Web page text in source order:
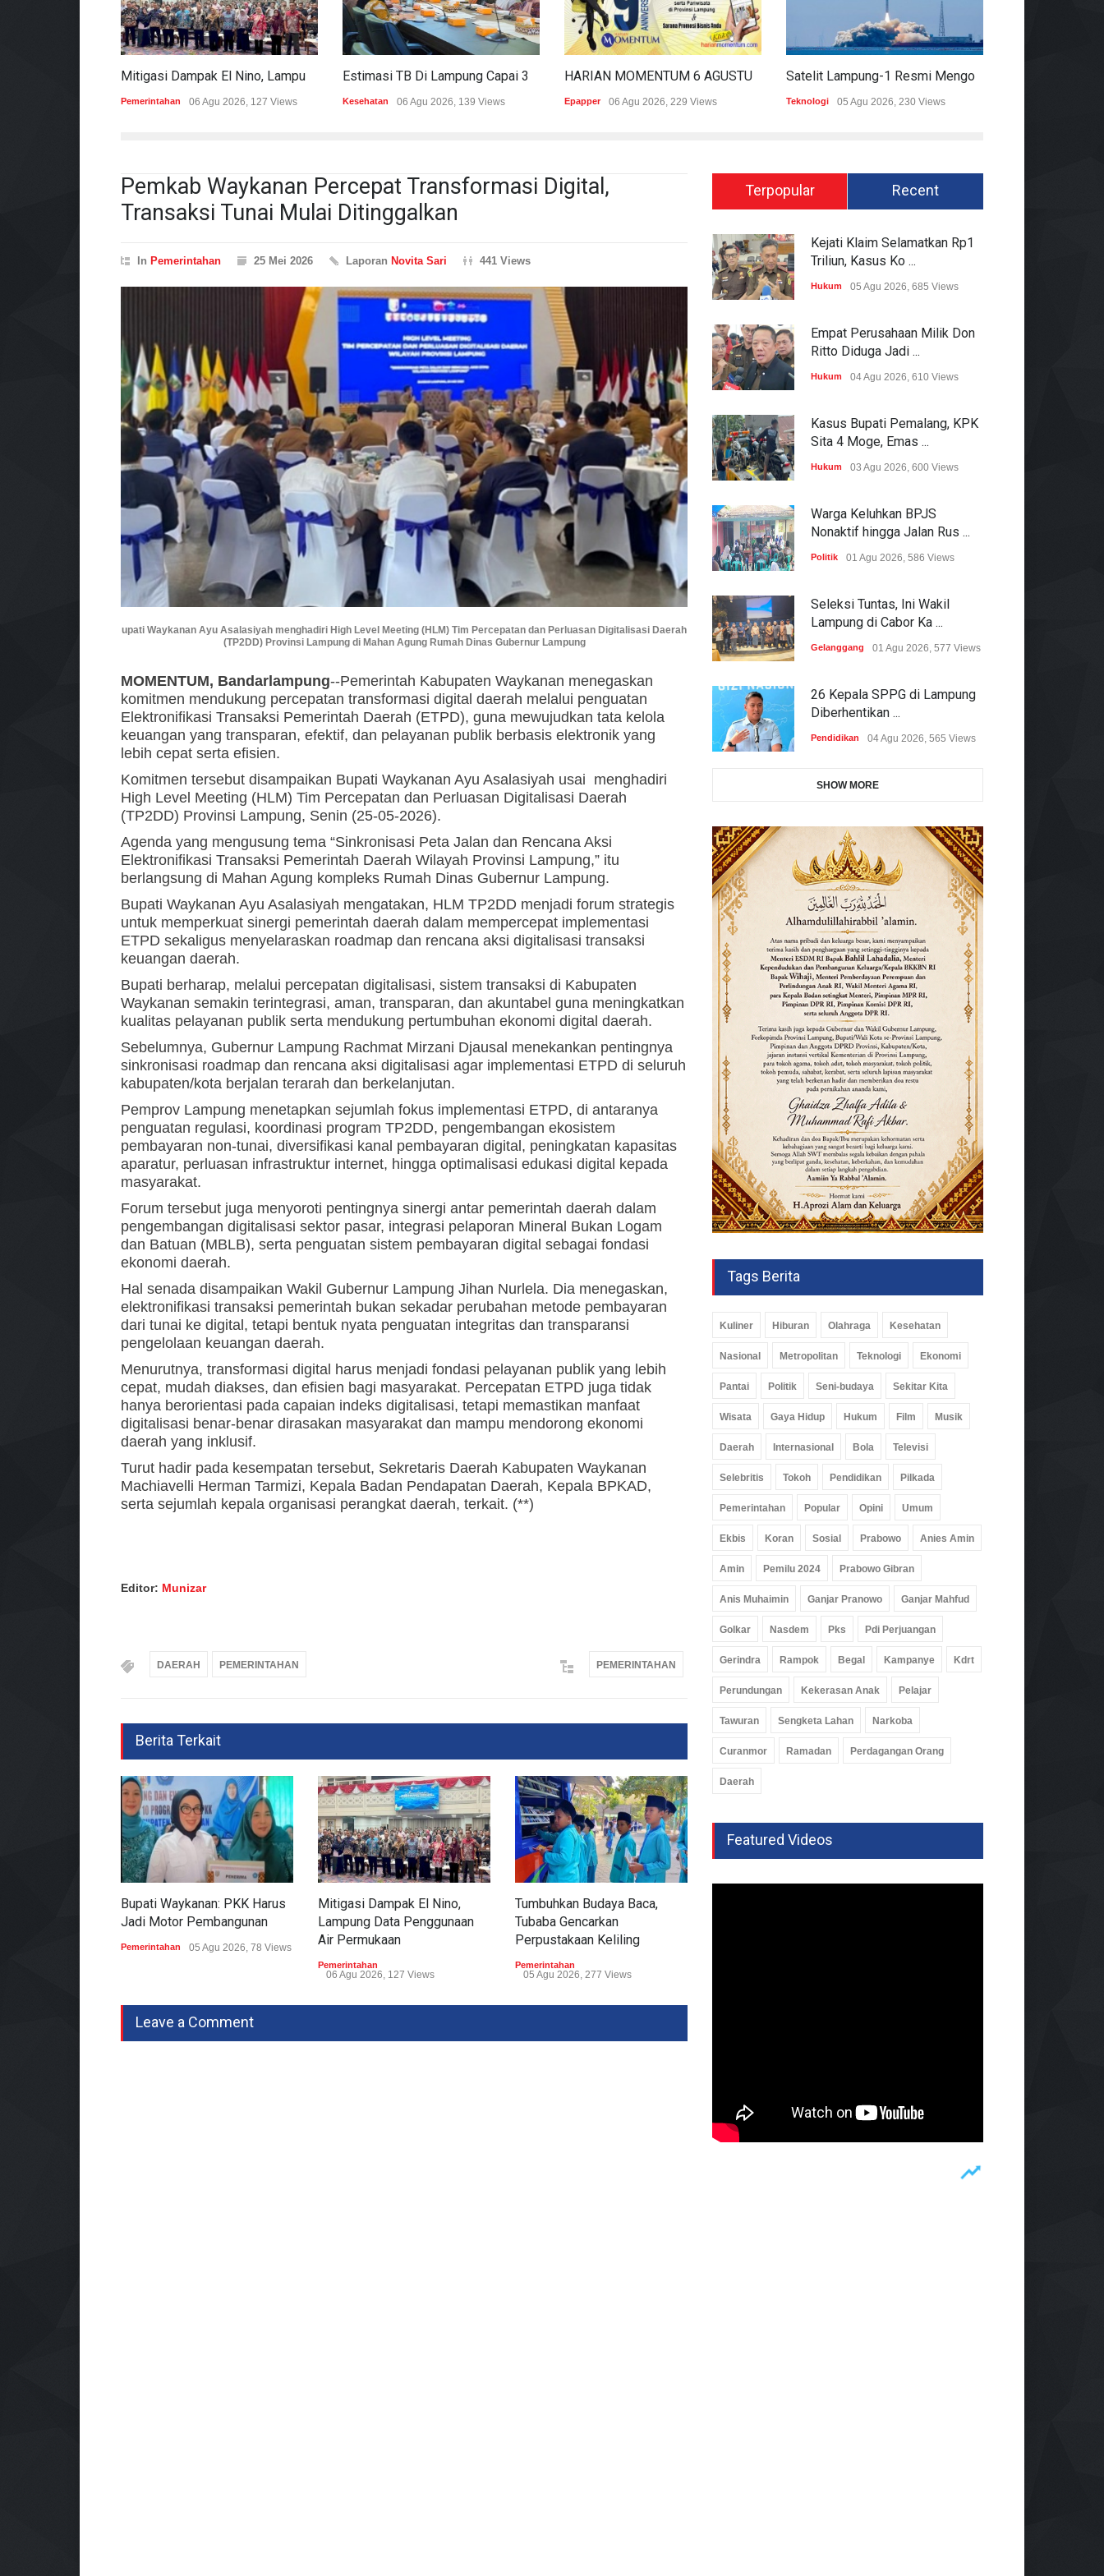
Pemerintahan 06 Agu 2026, 127 Views Kesehatan 06 Agu 2026, 139 Views Epapper 06 Agu 2026, 229 Views Teknologi 05 Agu 2026, 230 Views
Pemkab Waykanan Percepat Transformasi Digital,
Transaksi Tunai Mulai Ditinggalkan
In Pemerintahan 25 Mei 2026 Laporan Novita Sari 441 Views
upati Waykanan Ayu Asalasiyah menghadiri High Level Meeting (HLM) Tim Percepatan dan Perluasan Digitalisasi Daerah
(TP2DD) Provinsi Lampung di Mahan Agung Rumah Dinas Gubernur Lampung
MOMENTUM, Bandarlampung--Pemerintah Kabupaten Waykanan menegaskan
komitmen mendukung percepatan transformasi digital daerah melalui penguatan
Elektronifikasi Transaksi Pemerintah Daerah (ETPD), guna mewujudkan tata kelola
keuangan yang transparan, efektif, dan pelayanan publik berbasis elektronik yang
lebih cepat serta efisien.
Komitmen tersebut disampaikan Bupati Waykanan Ayu Asalasiyah usai menghadiri
High Level Meeting (HLM) Tim Percepatan dan Perluasan Digitalisasi Daerah
(TP2DD) Provinsi Lampung, Senin (25-05-2026).
Agenda yang mengusung tema “Sinkronisasi Peta Jalan dan Rencana Aksi
Elektronifikasi Transaksi Pemerintah Daerah Wilayah Provinsi Lampung,” itu
berlangsung di Mahan Agung kompleks Rumah Dinas Gubernur Lampung.
Bupati Waykanan Ayu Asalasiyah mengatakan, HLM TP2DD menjadi forum strategis
untuk memperkuat sinergi pemerintah daerah dalam mempercepat implementasi
ETPD sekaligus menyelaraskan roadmap dan rencana aksi digitalisasi transaksi
keuangan daerah.
Bupati berharap, melalui percepatan digitalisasi, sistem transaksi di Kabupaten
Waykanan semakin terintegrasi, aman, transparan, dan akuntabel guna meningkatkan
kualitas pelayanan publik serta mendukung pertumbuhan ekonomi digital daerah.
Sebelumnya, Gubernur Lampung Rachmat Mirzani Djausal menekankan pentingnya
sinkronisasi roadmap dan rencana aksi digitalisasi agar implementasi ETPD di seluruh
kabupaten/kota berjalan terarah dan berkelanjutan.
Pemprov Lampung menetapkan sejumlah fokus implementasi ETPD, di antaranya
penguatan regulasi, koordinasi program TP2DD, pengembangan ekosistem
pembayaran non-tunai, diversifikasi kanal pembayaran digital, peningkatan kapasitas
aparatur, perluasan infrastruktur internet, hingga optimalisasi edukasi digital kepada
masyarakat.
Forum tersebut juga menyoroti pentingnya sinergi antar pemerintah daerah dalam
pengembangan digitalisasi sektor pasar, integrasi pelaporan Mineral Bukan Logam
dan Batuan (MBLB), serta penguatan sistem pembayaran digital sebagai fondasi
ekonomi daerah.
Hal senada disampaikan Wakil Gubernur Lampung Jihan Nurlela. Dia menegaskan,
elektronifikasi transaksi pemerintah bukan sekadar perubahan metode pembayaran
dari tunai ke digital, tetapi bentuk nyata penguatan integritas dan transparansi
pengelolaan keuangan daerah.
Menurutnya, transformasi digital harus menjadi fondasi pelayanan publik yang lebih
cepat, mudah diakses, dan efisien bagi masyarakat. Percepatan ETPD juga tidak
hanya berorientasi pada capaian indeks digitalisasi, tetapi memastikan manfaat
digitalisasi benar-benar dirasakan masyarakat dan mampu mendorong ekonomi
daerah yang inklusif.
Turut hadir pada kesempatan tersebut, Sekretaris Daerah Kabupaten Waykanan
Machiavelli Herman Tarmizi, Kepala Badan Pendapatan Daerah, Kepala BPKAD,
serta sejumlah kepala organisasi perangkat daerah, terkait. (**)
Editor: Munizar
DAERAH PEMERINTAHAN PEMERINTAHAN
Berita Terkait
Bupati Waykanan: PKK Harus
Jadi Motor Pembangunan
Pemerintahan 05 Agu 2026, 78 Views
Mitigasi Dampak El Nino,
Lampung Data Penggunaan
Air Permukaan
Pemerintahan
06 Agu 2026, 127 Views
Tumbuhkan Budaya Baca,
Tubaba Gencarkan
Perpustakaan Keliling
Pemerintahan
05 Agu 2026, 277 Views
Leave a Comment
Terpopular Recent
Kejati Klaim Selamatkan Rp1
Triliun, Kasus Ko ...
Hukum 05 Agu 2026, 685 Views
Empat Perusahaan Milik Don
Ritto Diduga Jadi ...
Hukum 04 Agu 2026, 610 Views
Kasus Bupati Pemalang, KPK
Sita 4 Moge, Emas ...
Hukum 03 Agu 2026, 600 Views
Warga Keluhkan BPJS
Nonaktif hingga Jalan Rus ...
Politik 01 Agu 2026, 586 Views
Seleksi Tuntas, Ini Wakil
Lampung di Cabor Ka ...
Gelanggang 01 Agu 2026, 577 Views
26 Kepala SPPG di Lampung
Diberhentikan ...
Pendidikan 04 Agu 2026, 565 Views
SHOW MORE
Tags Berita
Kuliner Hiburan Olahraga Kesehatan
Nasional Metropolitan Teknologi Ekonomi
Pantai Politik Seni-budaya Sekitar Kita
Wisata Gaya Hidup Hukum Film Musik
Daerah Internasional Bola Televisi
Selebritis Tokoh Pendidikan Pilkada
Pemerintahan Popular Opini Umum
Ekbis Koran Sosial Prabowo Anies Amin
Amin Pemilu 2024 Prabowo Gibran
Anis Muhaimin Ganjar Pranowo Ganjar Mahfud
Golkar Nasdem Pks Pdi Perjuangan
Gerindra Rampok Begal Kampanye Kdrt
Perundungan Kekerasan Anak Pelajar
Tawuran Sengketa Lahan Narkoba
Curanmor Ramadan Perdagangan Orang
Daerah
Featured Videos